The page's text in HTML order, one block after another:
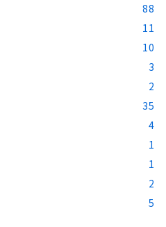
88
11
10
3
2
35
4
1
1
2
5